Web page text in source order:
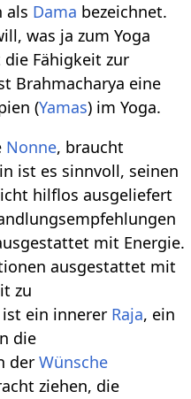
als Dama bezeichnet.
was ja zum Yoga
Fähigkeit zur
Brahmacharya eine
(Yamas) im Yoga.
Nonne, braucht
ist es sinnvoll, seinen
hilflos ausgeliefert
mit Energie.
ausgestattet mit
zu
ein innerer Raja, ein
die
derWünsche
ziehen, die